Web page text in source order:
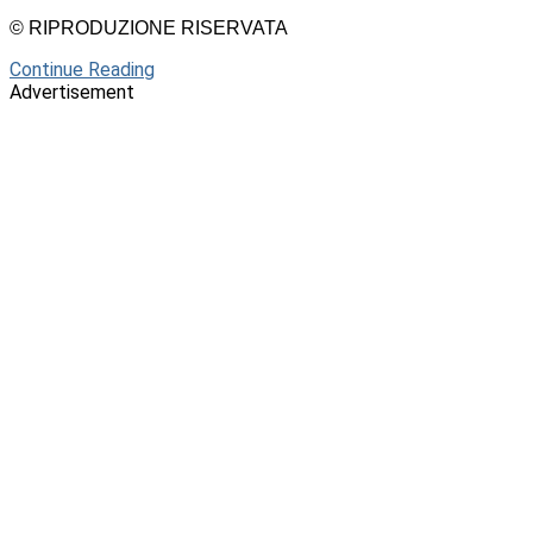
© RIPRODUZIONE RISERVATA
Continue Reading
Advertisement